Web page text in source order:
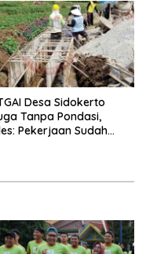
Desa Sidokerto
Tanpa Pondasi,
Pekerjaan Sudah